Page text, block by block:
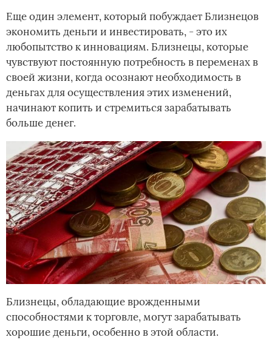
Еще один элемент, который побуждает Близнецов
экономить деньги и инвестировать, - это их
любопытство к инновациям. Близнецы, которые
чувствуют постоянную потребность в переменах в
своей жизни, когда осознают необходимость в
деньгах для осуществления этих изменений,
начинают копить и стремиться зарабатывать
больше денег.
Близнецы, обладающие врожденными
способностями к торговле, могут зарабатывать
хорошие деньги, особенно в этой области.